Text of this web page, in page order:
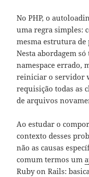
No PHP, o
uma regra simples:
mesma estrutura de
Nesta abordagem
namespace errado,
reiniciar o servidor
requisição todas as
de arquivos
Ao estudar o
contexto desses
não as causas
comum termos um
Ruby on Rails: